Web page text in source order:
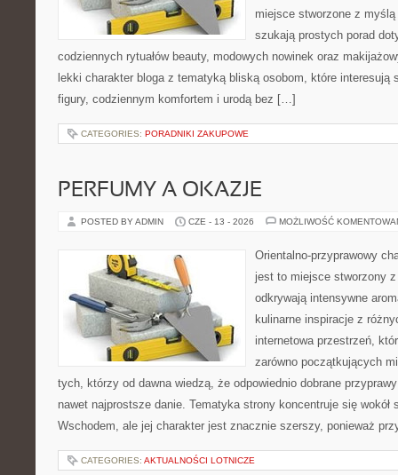
miejsce stworzone z
szukają prostych porad
codziennych rytuałów beauty, modowych nowinek oraz
lekki charakter bloga z tematyką bliską osobom, które interesują
figury, codziennym komfortem i urodą bez […]
CATEGORIES: PORADNIKI ZAKUPOWE
PERFUMY A OKAZJE
POSTED BY ADMIN CZE - 13 - 2026 MOŻLIWOŚĆ
Orientalno-przyprawowy
jest to miejsce stworzony
odkrywają intensywne
kulinarne inspiracje z
internetowa przestrzeń,
zarówno początkujących
tych, którzy od dawna wiedzą, że odpowiednio dobrane
nawet najprostsze danie. Tematyka strony koncentruje się wokół
Wschodem, ale jej charakter jest znacznie szerszy, ponieważ
CATEGORIES: AKTUALNOŚCI LOTNICZE